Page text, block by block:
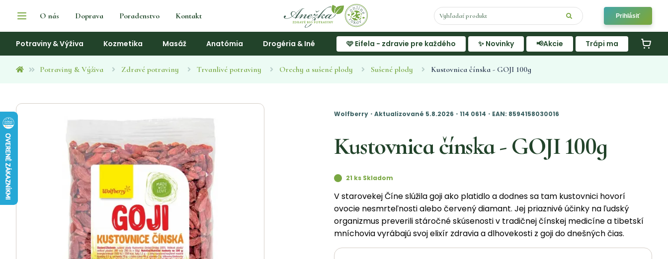
O nás Doprava Poradenstvo Kontakt Prihlásiť
Potraviny & Výživa Kozmetika Masáž Anatómia Drogéria & Iné 🩷 Eifela - zdravie pre každého ✨ Novinky 📢Akcie Trápi ma
Potraviny & Výživa Zdravé potraviny Trvanlivé potraviny Orechy a sušené plody Sušené plody Kustovnica čínska - GOJI 100g
Wolfberry・Aktualizované 5.8.2026・114 0614・EAN: 8594158030016
Kustovnica čínska - GOJI 100g
21 ks Skladom
V starovekej Číne slúžila goji ako platidlo a dodnes sa tam kustovnici hovorí
ovocie nesmrteľnosti alebo červený diamant. Jej priaznivé účinky na ľudský
organizmus preverili stáročné skúsenosti v tradičnej čínskej medicíne a tibetskí
mníchovia vyrábajú svoj elixír zdravia a dlhovekosti z goji do dnešných čias.